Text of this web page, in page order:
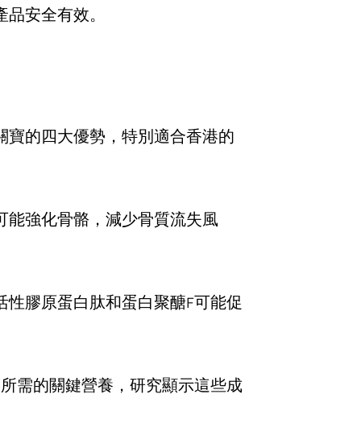
安全有效。
的四大優勢，特別適合香港的
強化骨骼，減少骨質流失風
膠原蛋白肽和蛋白聚醣F可能促
需的關鍵營養，研究顯示這些成